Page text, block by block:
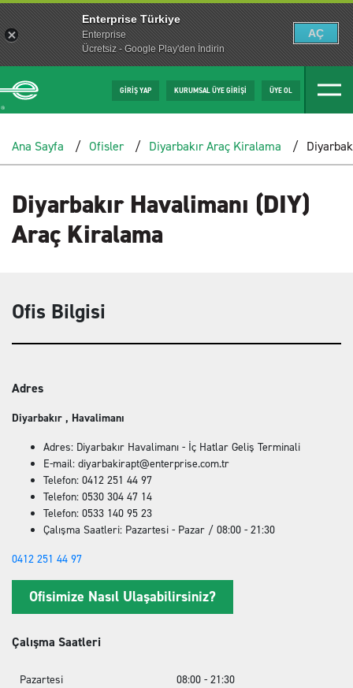
GİRİŞ YAP KURUMSAL ÜYE GİRİŞİ ÜYE OL
Ana Sayfa Ofisler Diyarbakır Araç Kiralama
Diyarbakır Havalimanı (DIY)
Araç Kiralama
Ofis Bilgisi
Adres
Diyarbakır , Havalimanı
Adres: Diyarbakır Havalimanı - İç Hatlar Geliş Terminali
E-mail: diyarbakirapt@enterprise.com.tr
Telefon: 0412 251 44 97
Telefon: 0530 304 47 14
Telefon: 0533 140 95 23
Çalışma Saatleri: Pazartesi - Pazar / 08:00 - 21:30
0412 251 44 97
Ofisimize Nasıl Ulaşabilirsiniz?
Çalışma Saatleri
Pazartesi 08:00 - 21:30
Enterprise Türkiye
Enterprise
Ücretsiz - Google Play'den İndirin
AÇ